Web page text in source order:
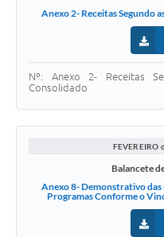
Anexo 2- Receitas Segundo
Nº: Anexo 2- Receitas
Consolidado
FEVEREIRO
Balancete
Anexo 8- Demonstrativo das
Programas Conforme o